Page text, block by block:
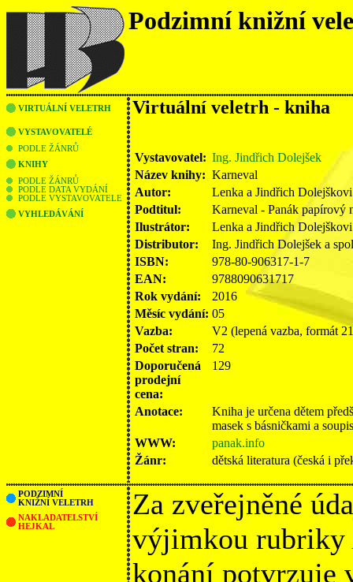
Podzimní knižní
VIRTUÁLNÍ VELETRH
VYSTAVOVATELÉ
PODLE ŽÁNRŮ
KNIHY
PODLE ŽÁNRŮ
PODLE DATA VYDÁNÍ
PODLE VYSTAVOVATELE
VYHLEDÁVÁNÍ
Virtuální veletrh - kniha
Vystavovatel: Ing. Jindřich Dolejšek
Název knihy: Karneval
Autor:
Lenka a Jindřich Dolejškovi
Podtitul:
Karneval - Panák papírový
Ilustrátor:
Lenka a Jindřich Dolejškovi
Distributor:
Ing. Jindřich Dolejšek a
ISBN:
978-80-906317-1-7
EAN:
9788090631717
Rok vydání:
2016
Měsíc vydání: 05
Vazba:
V2 (lepená vazba, formát
Počet stran:
72
Doporučená
prodejní
cena:
129
Anotace:
Kniha je určena dětem
masek s básničkami a
WWW:
panak.info
Žánr:
dětská literatura (česká i
PODZIMNÍ
KNIŽNÍ VELETRH
NAKLADATELSTVÍ
HEJKAL
Za zveřejněné
výjimkou rubriky
konání potvrzuje